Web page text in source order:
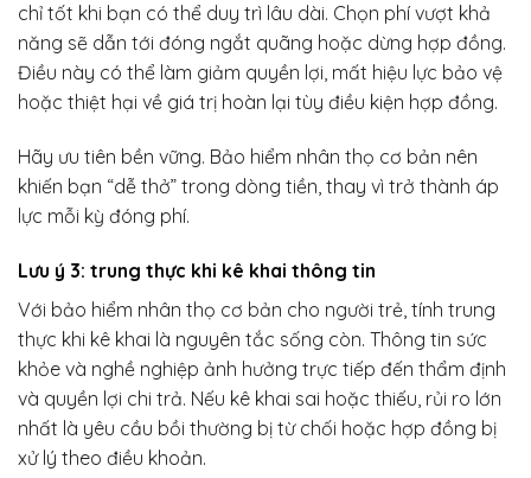
chỉ tốt khi bạn có thể duy trì lâu dài. Chọn phí vượt khả
năng sẽ dẫn tới đóng ngắt quãng hoặc dừng hợp đồng.
Điều này có thể làm giảm quyền lợi, mất hiệu lực bảo vệ
hoặc thiệt hại về giá trị hoàn lại tùy điều kiện hợp đồng.
Hãy ưu tiên bền vững. Bảo hiểm nhân thọ cơ bản nên
khiến bạn “dễ thở” trong dòng tiền, thay vì trở thành áp
lực mỗi kỳ đóng phí.
Lưu ý 3: trung thực khi kê khai thông tin
Với bảo hiểm nhân thọ cơ bản cho người trẻ, tính trung
thực khi kê khai là nguyên tắc sống còn. Thông tin sức
khỏe và nghề nghiệp ảnh hưởng trực tiếp đến thẩm định
và quyền lợi chi trả. Nếu kê khai sai hoặc thiếu, rủi ro lớn
nhất là yêu cầu bồi thường bị từ chối hoặc hợp đồng bị
xử lý theo điều khoản.